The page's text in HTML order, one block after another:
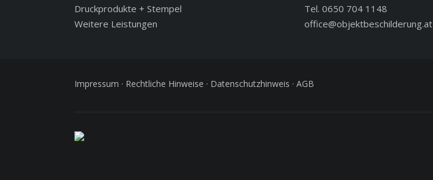
Druckprodukte + Stempel
Weitere Leistungen
Tel. 0650 704 1148
office@objektbeschilderung.at
Impressum · Rechtliche Hinweise · Datenschutzhinweis · AGB